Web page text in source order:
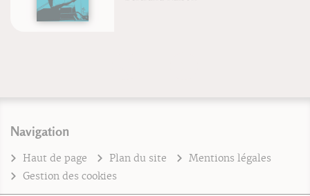
Navigation
Haut de page Plan du site
Mentions légales
Gestion des cookies